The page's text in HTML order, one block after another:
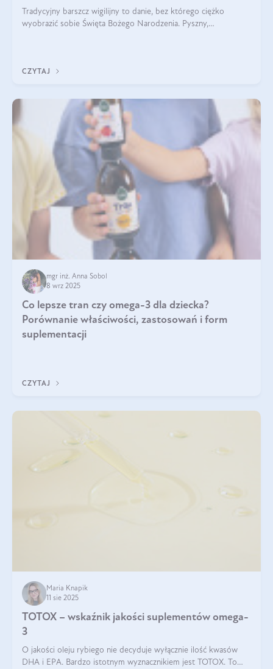
Tradycyjny barszcz wigilijny to danie, bez którego ciężko
wyobrazić sobie Święta Bożego Narodzenia. Pyszny,
CZYTAJ
mgr inż. Anna Sobol
8 wrz 2025
Co lepsze tran czy omega-3 dla dziecka?
Porównanie właściwości, zastosowań i form
suplementacji
CZYTAJ
Maria Knapik
11 sie 2025
TOTOX – wskaźnik jakości suplementów omega-
3
O jakości oleju rybiego nie decyduje wyłącznie ilość kwasów
DHA i EPA. Bardzo istotnym wyznacznikiem jest TOTOX. To